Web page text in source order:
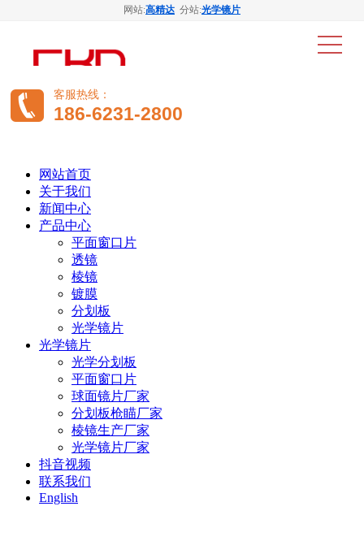
网站:高精达 分站:光学镜片
客服热线：
186-6231-2800
网站首页
关于我们
新闻中心
产品中心
平面窗口片
透镜
棱镜
镀膜
分划板
光学镜片
光学镜片
光学分划板
平面窗口片
球面镜片厂家
分划板枪瞄厂家
棱镜生产厂家
光学镜片厂家
抖音视频
联系我们
English